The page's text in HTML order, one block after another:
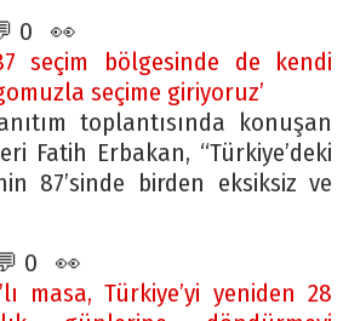
0 👀
seçim bölgesinde de kendi
seçime giriyoruz’
toplantısında konuşan
Fatih Erbakan, “Türkiye’deki
87’sinde birden eksiksiz ve
0 👀
masa, Türkiye’yi yeniden 28